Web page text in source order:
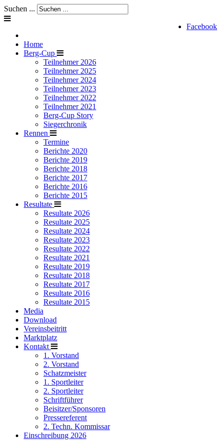
Suchen ...
Facebook
Home
Berg-Cup
Teilnehmer 2026
Teilnehmer 2025
Teilnehmer 2024
Teilnehmer 2023
Teilnehmer 2022
Teilnehmer 2021
Berg-Cup Story
Siegerchronik
Rennen
Termine
Berichte 2020
Berichte 2019
Berichte 2018
Berichte 2017
Berichte 2016
Berichte 2015
Resultate
Resultate 2026
Resultate 2025
Resultate 2024
Resultate 2023
Resultate 2022
Resultate 2021
Resultate 2019
Resultate 2018
Resultate 2017
Resultate 2016
Resultate 2015
Media
Download
Vereinsbeitritt
Marktplatz
Kontakt
1. Vorstand
2. Vorstand
Schatzmeister
1. Sportleiter
2. Sportleiter
Schriftführer
Beisitzer/Sponsoren
Pressereferent
2. Techn. Kommissar
Einschreibung 2026